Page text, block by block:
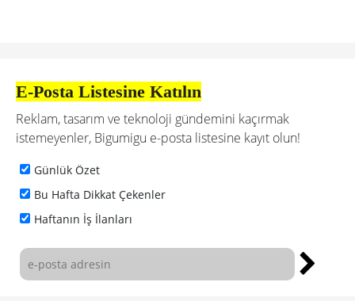
E-Posta Listesine Katılın
Reklam, tasarım ve teknoloji gündemini kaçırmak
istemeyenler, Bigumigu e-posta listesine kayıt olun!
Günlük Özet
Bu Hafta Dikkat Çekenler
Haftanın İş İlanları